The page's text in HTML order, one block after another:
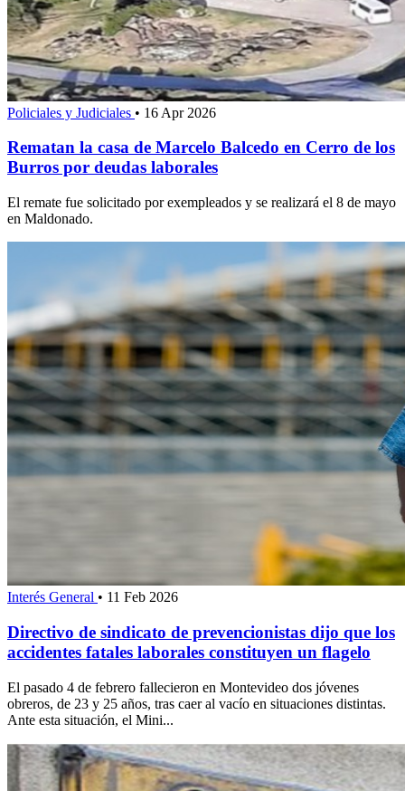
Policiales y Judiciales • 16 Apr 2026
Rematan la casa de Marcelo Balcedo en Cerro de los
Burros por deudas laborales
El remate fue solicitado por exempleados y se realizará el 8 de mayo
en Maldonado.
Interés General • 11 Feb 2026
Directivo de sindicato de prevencionistas dijo que los
accidentes fatales laborales constituyen un flagelo
El pasado 4 de febrero fallecieron en Montevideo dos jóvenes
obreros, de 23 y 25 años, tras caer al vacío en situaciones distintas.
Ante esta situación, el Mini...